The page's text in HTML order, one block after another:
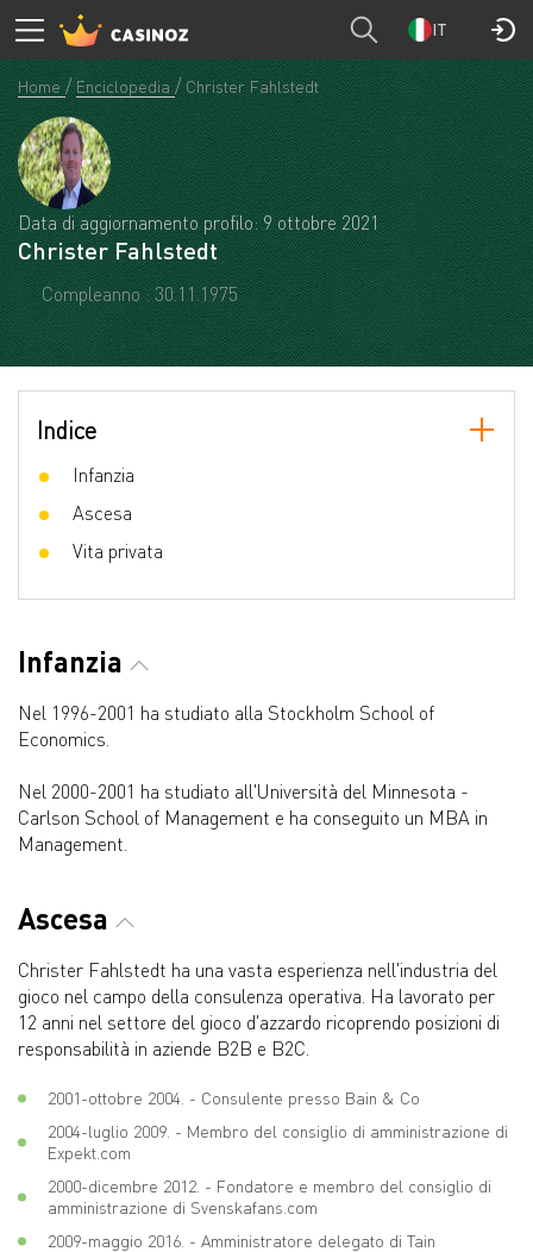
IT
Home Enciclopedia Christer Fahlstedt
Data di aggiornamento profilo: 9 ottobre 2021
Christer Fahlstedt
Compleanno : 30.11.1975
Indice
Infanzia
Ascesa
Vita privata
Infanzia
Nel 1996-2001 ha studiato alla Stockholm School of
Economics.
Nel 2000-2001 ha studiato all'Università del Minnesota -
Carlson School of Management e ha conseguito un MBA in
Management.
Ascesa
Christer Fahlstedt ha una vasta esperienza nell'industria del
gioco nel campo della consulenza operativa. Ha lavorato per
12 anni nel settore del gioco d'azzardo ricoprendo posizioni di
responsabilità in aziende B2B e B2C.
2001-ottobre 2004. - Consulente presso Bain & Co
2004-luglio 2009. - Membro del consiglio di amministrazione di
Expekt.com
2000-dicembre 2012. - Fondatore e membro del consiglio di
amministrazione di Svenskafans.com
2009-maggio 2016. - Amministratore delegato di Tain